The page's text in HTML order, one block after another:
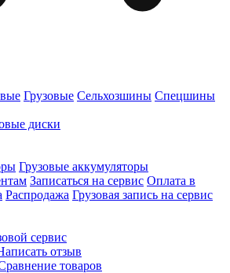
Грузовые Сельхозшины Спецшины
диски
Грузовые аккумуляторы
Записаться на сервис Оплата в
Распродажа Грузовая запись на сервис
сервис
отзыв
товаров